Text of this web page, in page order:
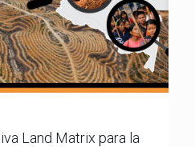
Land Matrix para la